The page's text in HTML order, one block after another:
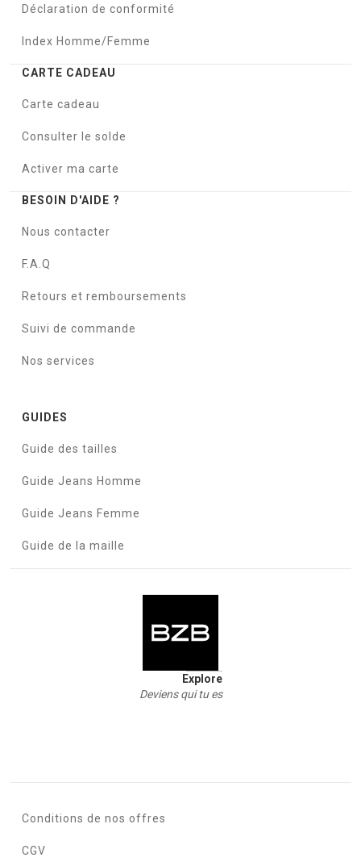
Déclaration de conformité
Index Homme/Femme
CARTE CADEAU
Carte cadeau
Consulter le solde
Activer ma carte
BESOIN D'AIDE ?
Nous contacter
F.A.Q
Retours et remboursements
Suivi de commande
Nos services
GUIDES
Guide des tailles
Guide Jeans Homme
Guide Jeans Femme
Guide de la maille
Explore
Deviens qui tu es
Conditions de nos offres
CGV